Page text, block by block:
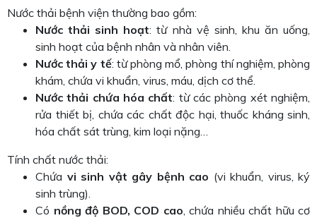
Nước thải bệnh viện thường bao gồm:
Nước thải sinh hoạt: từ nhà vệ sinh, khu ăn uống,
sinh hoạt của bệnh nhân và nhân viên.
Nước thải y tế: từ phòng mổ, phòng thí nghiệm, phòng
khám, chứa vi khuẩn, virus, máu, dịch cơ thể.
Nước thải chứa hóa chất: từ các phòng xét nghiệm,
rửa thiết bị, chứa các chất độc hại, thuốc kháng sinh,
hóa chất sát trùng, kim loại nặng…
Tính chất nước thải:
Chứa vi sinh vật gây bệnh cao (vi khuẩn, virus, ký
sinh trùng).
Có nồng độ BOD, COD cao , chứa nhiều chất hữu cơ